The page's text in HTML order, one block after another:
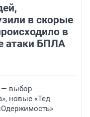
в скорые
в
атаки БПЛА
— выбор
новые «Тед